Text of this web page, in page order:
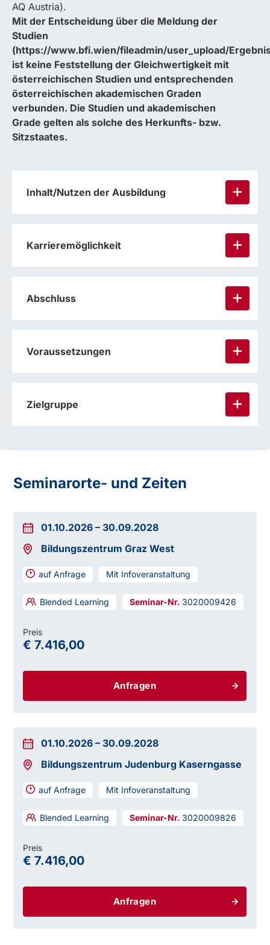
AQ Austria).
Mit der Entscheidung über die Meldung der
Studien
(https://www.bfi.wien/fileadmin/user_upload/
ist keine Feststellung der Gleichwertigkeit mit
österreichischen Studien und entsprechenden
österreichischen akademischen Graden
verbunden. Die Studien und akademischen
Grade gelten als solche des Herkunfts- bzw.
Sitzstaates.
Inhalt/Nutzen der Ausbildung
Karrieremöglichkeit
Abschluss
Voraussetzungen
Zielgruppe
Seminarorte- und Zeiten
01.10.2026 – 30.09.2028
Bildungszentrum Graz West
auf Anfrage Mit Infoveranstaltung
Blended Learning 3020009426
Anfragen
Preis
€ 7.416,00
01.10.2026 – 30.09.2028
Bildungszentrum Judenburg Kaserngasse
auf Anfrage Mit Infoveranstaltung
Blended Learning 3020009826
Anfragen
Preis
€ 7.416,00